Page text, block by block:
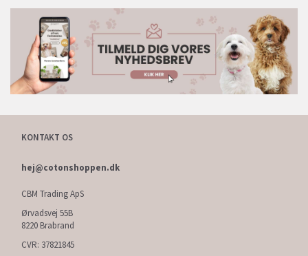
KONTAKT OS
hej@cotonshoppen.dk
CBM Trading ApS
Ørvadsvej 55B
8220 Brabrand
CVR: 37821845